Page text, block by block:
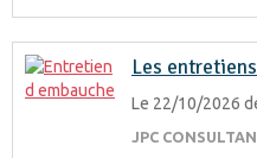
Les
Le 22/10/2026
JPC